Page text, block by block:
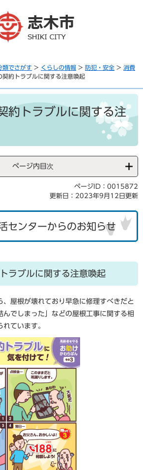
類でさがす > くらしの情報 > 防犯・安全 > 消費
契約トラブルに関する注意喚起
約トラブルに関する注
ページ内目次
ページID：0015872
更新日：2023年9月12日更新
センターからのお知らせ
ラブルに関する注意喚起
、屋根が壊れており早急に修理すべきだと
んでしまった」などの屋根工事に関する相
ています。